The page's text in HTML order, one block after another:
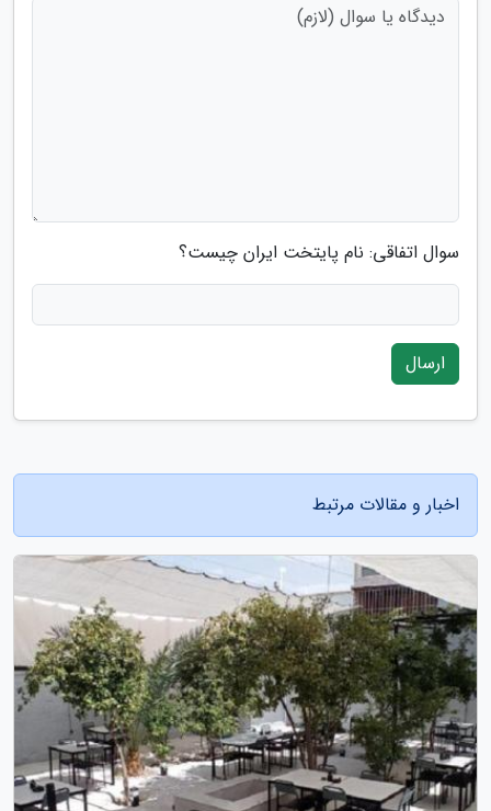
سوال اتفاقی: نام پایتخت ایران چیست؟
ارسال
اخبار و مقالات مرتبط